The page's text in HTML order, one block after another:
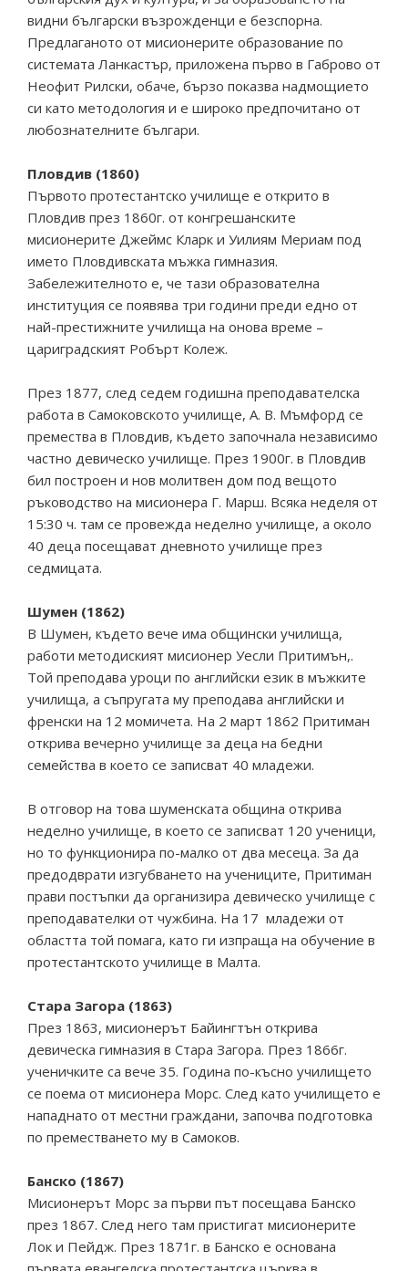
видни български възрожденци е безспорна.
Предлаганото от мисионерите образование по
системата Ланкастър, приложена първо в Габрово от
Неофит Рилски, обаче, бързо показва надмощието
си като методология и е широко предпочитано от
любознателните българи.
Пловдив (1860)
Първото протестантско училище е открито в
Пловдив през 1860г. от конгрешанските
мисионерите Джеймс Кларк и Уилиям Мериам под
името Пловдивската мъжка гимназия.
Забележителното е, че тази образователна
институция се появява три години преди едно от
най-престижните училища на онова време –
цариградският Робърт Колеж.
През 1877, след седем годишна преподавателска
работа в Самоковското училище, А. В. Мъмфорд се
премества в Пловдив, където започнала независимо
частно девическо училище. През 1900г. в Пловдив
бил построен и нов молитвен дом под вещото
ръководство на мисионера Г. Марш. Всяка неделя от
15:30 ч. там се провежда неделно училище, а около
40 деца посещават дневното училище през
седмицата.
Шумен (1862)
В Шумен, където вече има общински училища,
работи методиският мисионер Уесли Притимън,.
Той преподава уроци по английски език в мъжките
училища, а съпругата му преподава английски и
френски на 12 момичета. На 2 март 1862 Притиман
открива вечерно училище за деца на бедни
семейства в което се записват 40 младежи.
В отговор на това шуменската община открива
неделно училище, в което се записват 120 ученици,
но то функционира по-малко от два месеца. За да
предодврати изгубването на учениците, Притиман
прави постъпки да организира девическо училище с
преподавателки от чужбина. На 17 младежи от
областта той помага, като ги изпраща на обучение в
протестантското училище в Малта.
Стара Загора (1863)
През 1863, мисионерът Байингтън открива
девическа гимназия в Стара Загора. През 1866г.
ученичките са вече 35. Година по-късно училището
се поема от мисионера Морс. След като училището е
нападнато от местни граждани, започва подготовка
по преместването му в Самоков.
Банско (1867)
Мисионерът Морс за първи път посещава Банско
през 1867. След него там пристигат мисионерите
Лок и Пейдж. През 1871г. в Банско е основана